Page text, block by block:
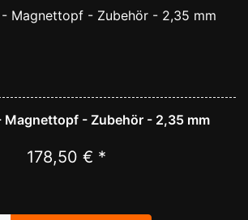
Magnettopf - Zubehör - 2,35 mm
178,50 € *